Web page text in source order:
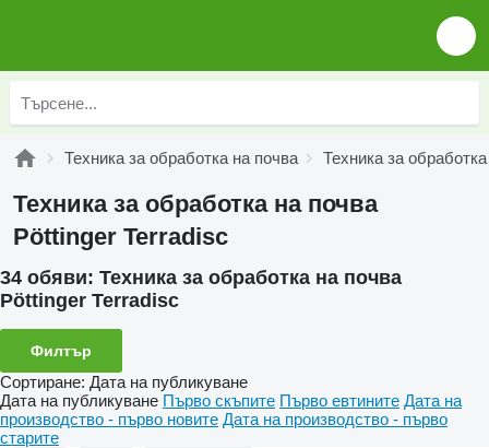
Техника за обработка на почва Техника за
Техника за обработка на почва
Pöttinger Terradisc
34 обяви: Техника за обработка на почва
Pöttinger Terradisc
Филтър
Сортиране: Дата на публикуване
Дата на публикуване Първо скъпите Първо евтините Дата на
производство - първо новите Дата на производство - първо
старите